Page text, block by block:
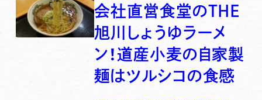
会社直営食堂のTHE
旭川しょうゆラーメ
ン！道産小麦の自家製
麺はツルシコの食感